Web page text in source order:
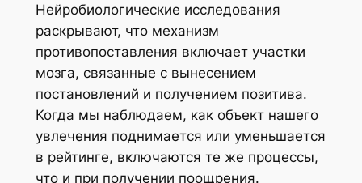
Нейробиологические исследования
раскрывают, что механизм
противопоставления включает участки
мозга, связанные с вынесением
постановлений и получением позитива.
Когда мы наблюдаем, как объект нашего
увлечения поднимается или уменьшается
в рейтинге, включаются те же процессы,
что и при получении поощрения.